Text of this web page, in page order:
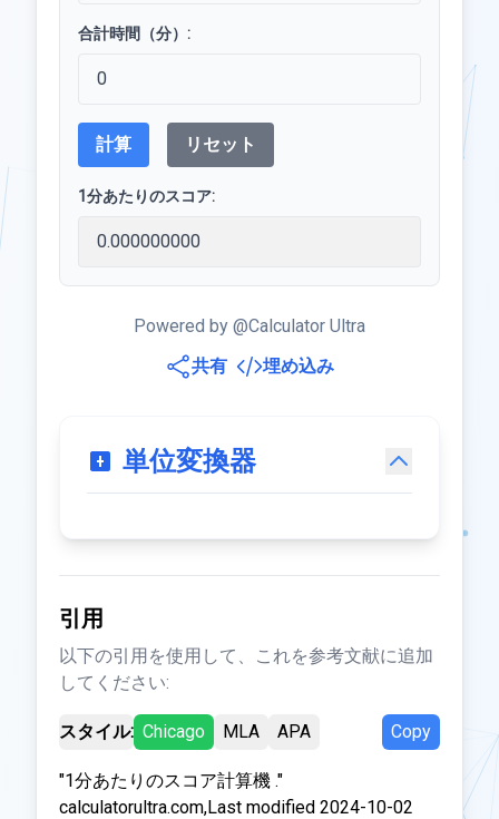
合計時間（分）:
計算 リセット
1分あたりのスコア:
Powered by @Calculator Ultra
共有
埋め込み
単位変換器
引用
以下の引用を使用して、これを参考文献に追加
してください:
スタイル: Chicago MLA APA Copy
"1分あたりのスコア計算機 ."
calculatorultra.com,Last modified 2024-10-02